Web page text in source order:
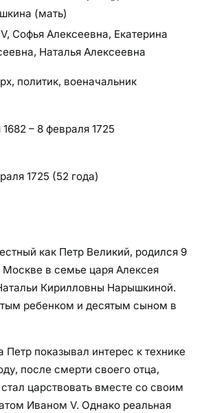
(мать)
Софья Алексеевна, Екатерина
Наталья Алексеевна
политик, военачальник
– 8 февраля 1725
1725 (52 года)
как Петр Великий, родился 9
Москве в семье царя Алексея
Кирилловны Нарышкиной.
ребенком и десятым сыном в
Петр показывал интерес к технике
после смерти своего отца,
царствовать вместе со своим
Иваном V. Однако реальная